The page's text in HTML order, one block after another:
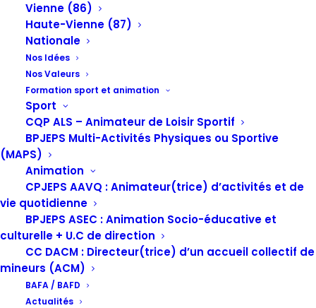
Vienne (86)
Haute-Vienne (87)
Nationale
Nos Idées
Nos Valeurs
Formation sport et animation
Sport
CQP ALS – Animateur de Loisir Sportif
BPJEPS Multi-Activités Physiques ou Sportive
(MAPS)
Animation
CPJEPS AAVQ : Animateur(trice) d’activités et de
vie quotidienne
BPJEPS ASEC : Animation Socio-éducative et
culturelle + U.C de direction
CC DACM : Directeur(trice) d’un accueil collectif de
mineurs (ACM)
BAFA / BAFD
Actualités
Le Champ des Possibles